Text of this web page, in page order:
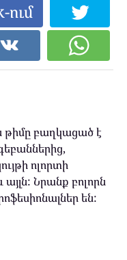
ում
բաղկացած է
ոլորտի
Նրանք բոլորն
են: